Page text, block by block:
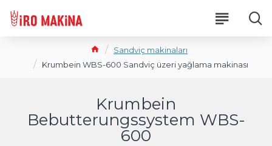
Sandviç makinaları
Krumbein WBS-600 Sandviç üzeri yağlama makinası
Krumbein
Bebutterungssystem WBS-
600